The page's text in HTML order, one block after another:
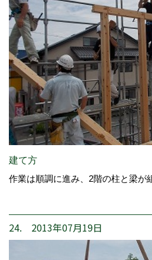
建て方
作業は順調に進み、2階の柱と梁が
24. 2013年07月19日